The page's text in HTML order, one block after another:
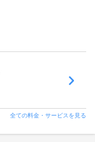
全ての料金・サービスを見る